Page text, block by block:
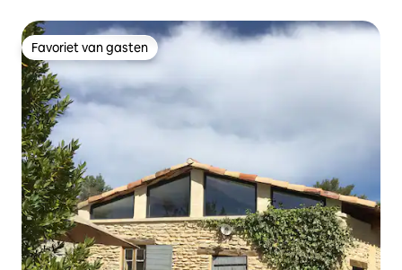
Favoriet van gasten
Favoriet van gasten